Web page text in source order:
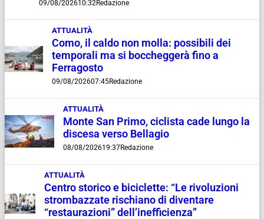
09/08/202610:32Redazione
ATTUALITÀ
Como, il caldo non molla: possibili dei
temporali ma si boccheggerà fino a
Ferragosto
09/08/202607:45Redazione
ATTUALITÀ
Monte San Primo, ciclista cade lungo la
discesa verso Bellagio
08/08/202619:37Redazione
ATTUALITÀ
Centro storico e biciclette: “Le rivoluzioni
strombazzate rischiano di diventare
“restaurazioni” dell’inefficienza”